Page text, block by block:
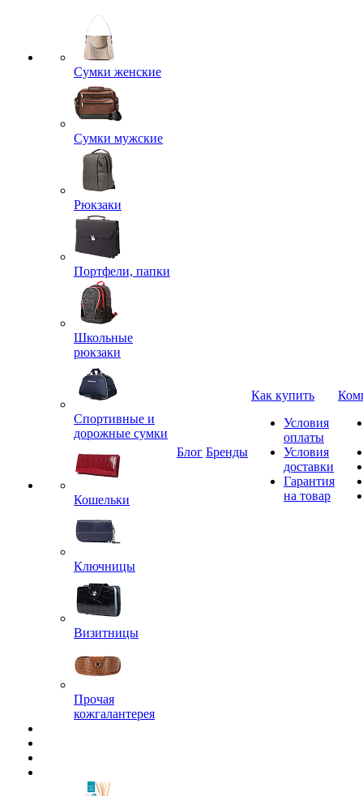
Сумки женские
Сумки мужские
Рюкзаки
Портфели, папки
Школьные
рюкзаки
Спортивные и
дорожные сумки
Кошельки
Ключницы
Визитницы
Прочая
кожгалантерея
Блог Бренды
Как купить
Условия
оплаты
Условия
доставки
Гарантия
на товар